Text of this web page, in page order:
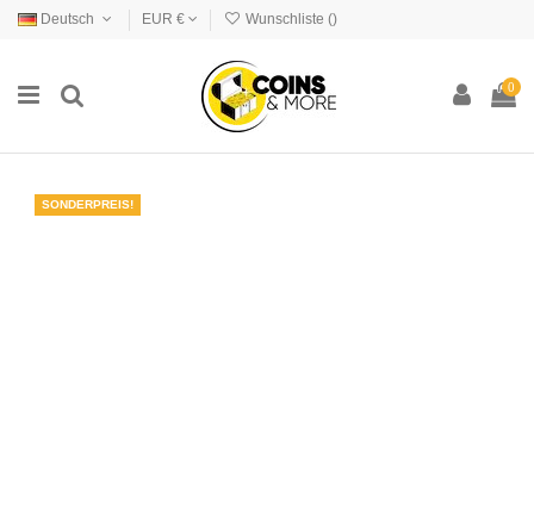
Deutsch EUR € Wunschliste ()
0
SONDERPREIS!